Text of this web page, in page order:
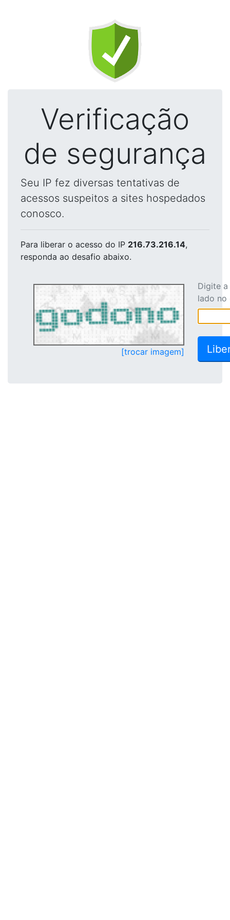
Verificação
de segurança
Seu IP fez diversas tentativas de
acessos suspeitos a sites hospedados
conosco.
Para liberar o acesso do IP 216.73.216.14,
responda ao desafio abaixo.
[trocar imagem]
Digite
lado no